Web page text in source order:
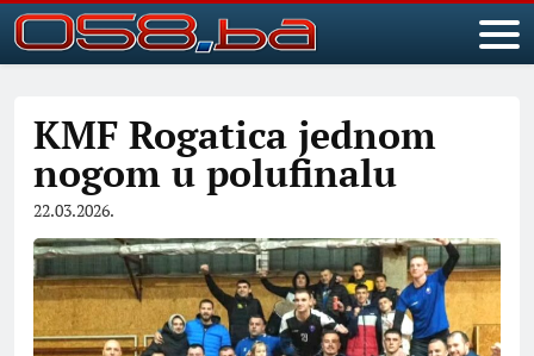
KMF Rogatica jednom
nogom u polufinalu
22.03.2026.